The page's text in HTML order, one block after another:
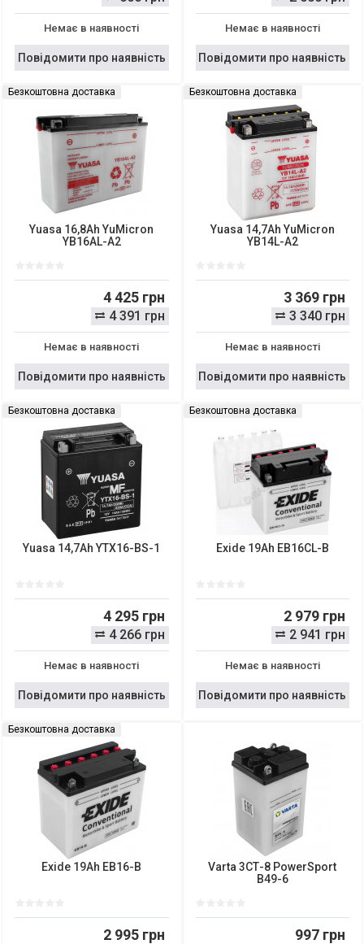
Немає в наявності
Повідомити про наявність
Немає в наявності
Повідомити про наявність
Безкоштовна доставка
Yuasa 16,8Ah YuMicron
YB16AL-A2
4 425 грн
4 391 грн
Немає в наявності
Повідомити про наявність
Безкоштовна доставка
Yuasa 14,7Ah YuMicron
YB14L-A2
3 369 грн
3 340 грн
Немає в наявності
Повідомити про наявність
Безкоштовна доставка
Yuasa 14,7Ah YTX16-BS-1
4 295 грн
4 266 грн
Немає в наявності
Повідомити про наявність
Безкоштовна доставка
Exide 19Ah EB16CL-B
2 979 грн
2 941 грн
Немає в наявності
Повідомити про наявність
Безкоштовна доставка
Exide 19Ah EB16-B
2 995 грн
Varta 3СТ-8 PowerSport
B49-6
997 грн